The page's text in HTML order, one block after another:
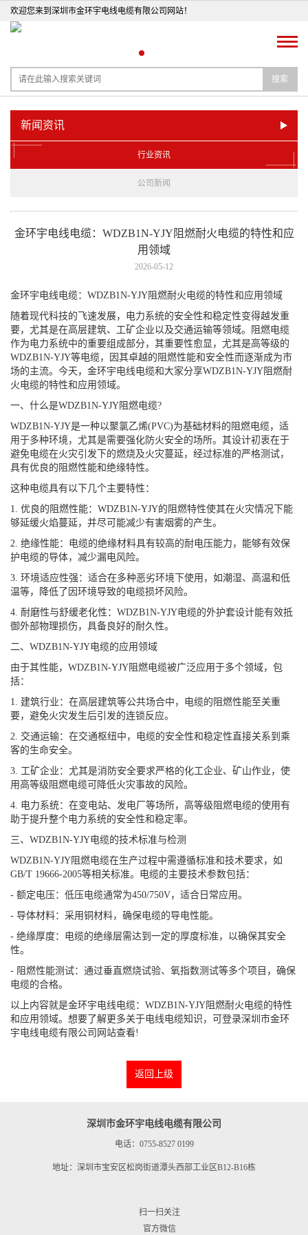
欢迎您来到深圳市金环宇电线电缆有限公司网站！
搜索
新闻资讯
行业资讯
公司新闻
金环宇电线电缆：WDZB1N-YJY阻燃耐火电缆的特性和应
用领域
2026-05-12
金环宇电线电缆：WDZB1N-YJY阻燃耐火电缆的特性和应用领域
随着现代科技的飞速发展，电力系统的安全性和稳定性变得越发重
要，尤其是在高层建筑、工矿企业以及交通运输等领域。阻燃电缆
作为电力系统中的重要组成部分，其重要性愈显，尤其是高等级的
WDZB1N-YJY等电缆，因其卓越的阻燃性能和安全性而逐渐成为市
场的主流。今天，金环宇电线电缆和大家分享WDZB1N-YJY阻燃耐
火电缆的特性和应用领域。
一、什么是WDZB1N-YJY阻燃电缆?
WDZB1N-YJY是一种以聚氯乙烯(PVC)为基础材料的阻燃电缆，适
用于多种环境，尤其是需要强化防火安全的场所。其设计初衷在于
避免电缆在火灾引发下的燃烧及火灾蔓延，经过标准的严格测试，
具有优良的阻燃性能和绝缘特性。
这种电缆具有以下几个主要特性：
1. 优良的阻燃性能：WDZB1N-YJY的阻燃特性使其在火灾情况下能
够延缓火焰蔓延，并尽可能减少有害烟雾的产生。
2. 绝缘性能：电缆的绝缘材料具有较高的耐电压能力，能够有效保
护电缆的导体，减少漏电风险。
3. 环境适应性强：适合在多种恶劣环境下使用，如潮湿、高温和低
温等，降低了因环境导致的电缆损坏风险。
4. 耐磨性与舒缓老化性：WDZB1N-YJY电缆的外护套设计能有效抵
御外部物理损伤，具备良好的耐久性。
二、WDZB1N-YJY电缆的应用领域
由于其性能，WDZB1N-YJY阻燃电缆被广泛应用于多个领域，包
括：
1. 建筑行业：在高层建筑等公共场合中，电缆的阻燃性能至关重
要，避免火灾发生后引发的连锁反应。
2. 交通运输：在交通枢纽中，电缆的安全性和稳定性直接关系到乘
客的生命安全。
3. 工矿企业：尤其是消防安全要求严格的化工企业、矿山作业，使
用高等级阻燃电缆可降低火灾事故的风险。
4. 电力系统：在变电站、发电厂等场所，高等级阻燃电缆的使用有
助于提升整个电力系统的安全性和稳定率。
三、WDZB1N-YJY电缆的技术标准与检测
WDZB1N-YJY阻燃电缆在生产过程中需遵循标准和技术要求，如
GB/T 19666-2005等相关标准。电缆的主要技术参数包括：
- 额定电压：低压电缆通常为450/750V，适合日常应用。
- 导体材料：采用铜材料，确保电缆的导电性能。
- 绝缘厚度：电缆的绝缘层需达到一定的厚度标准，以确保其安全
性。
- 阻燃性能测试：通过垂直燃烧试验、氧指数测试等多个项目，确保
电缆的合格。
以上内容就是金环宇电线电缆：WDZB1N-YJY阻燃耐火电缆的特性
和应用领域。想要了解更多关于电线电缆知识，可登录深圳市金环
宇电线电缆有限公司网站查看!
返回上级
深圳市金环宇电线电缆有限公司
电话：0755-8527 0199
地址：深圳市宝安区松岗街道潭头西部工业区B12-B16栋
扫一扫关注
官方微信